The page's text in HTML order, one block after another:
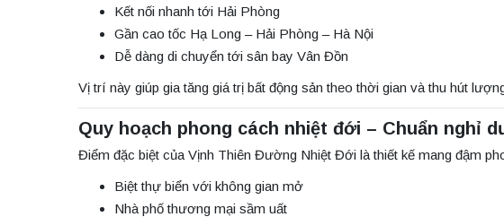
Kết nối nhanh tới Hải Phòng
Gần cao tốc Hạ Long – Hải Phòng – Hà Nội
Dễ dàng di chuyển tới sân bay Vân Đồn
Vị trí này giúp gia tăng giá trị bất động sản theo thời gian và thu hút
Quy hoạch phong cách nhiệt đới – Chuẩn nghỉ
Điểm đặc biệt của Vịnh Thiên Đường Nhiệt Đới là thiết kế mang đậm
Biệt thự biển với không gian mở
Nhà phố thương mại sầm uất